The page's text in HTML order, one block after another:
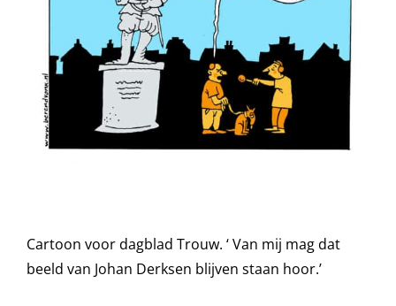
Cartoon voor dagblad Trouw. ‘ Van mij mag dat
beeld van Johan Derksen blijven staan hoor.’